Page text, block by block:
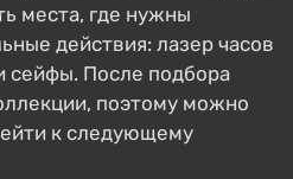
места, где нужны
действия: лазер часов
сейфы. После подбора
поэтому можно
к следующему